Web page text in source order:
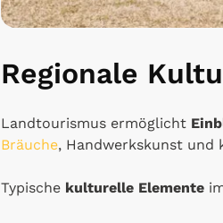
Regionale
Landtourismus ermöglicht
Bräuche, Handwerkskunst und
Typische kulturelle Elemente